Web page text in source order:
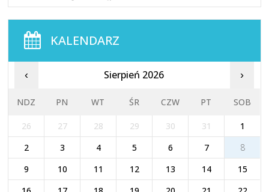
KALENDARZ
‹ Sierpień 2026 ›
NDZ PN WT ŚR CZW PT SOB
26 27 28 29 30 31
1
2
3 4 5 6 7
8
9
10 11 12 13 14
15